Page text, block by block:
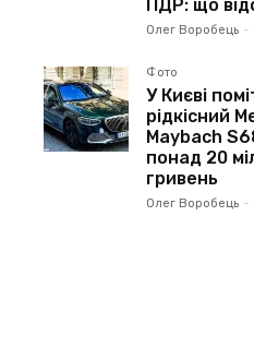
ПДР: що
Олег Воробець -
Фото
У Києві
рідкісний
Maybach
понад 20
гривень
Олег Воробець -